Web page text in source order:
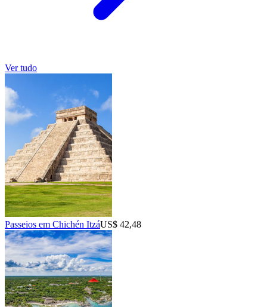
Ver tudo
Passeios em Chichén ItzáUS$ 42,48